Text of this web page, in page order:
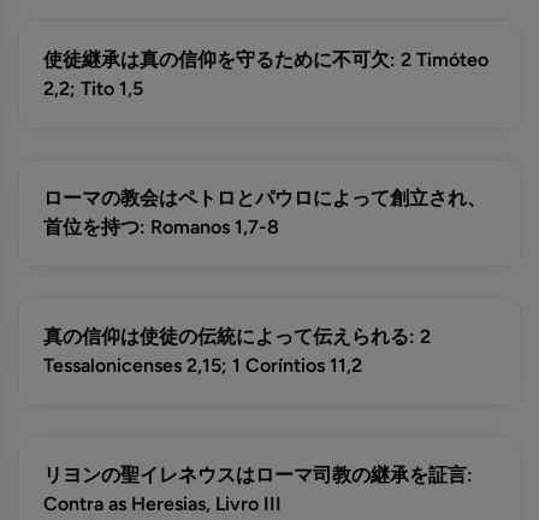
使徒継承は真の信仰を守るために不可欠: 2 Timóteo
2,2; Tito 1,5
ローマの教会はペトロとパウロによって創立され、
首位を持つ: Romanos 1,7-8
真の信仰は使徒の伝統によって伝えられる: 2
Tessalonicenses 2,15; 1 Coríntios 11,2
リヨンの聖イレネウスはローマ司教の継承を証言:
Contra as Heresias, Livro III